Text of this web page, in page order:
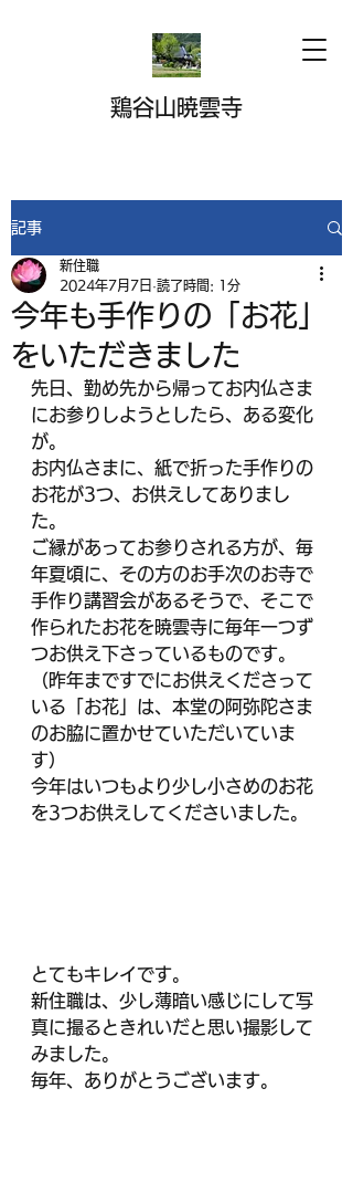
鶏谷山暁雲寺
記事
今年も手作りの「お花」
をいただきました
新住職
2024年7月7日 読了時間: 1分
先日、勤め先から帰ってお内仏さま
にお参りしようとしたら、ある変化
が。
お内仏さまに、紙で折った手作りの
お花が3つ、お供えしてありまし
た。
ご縁があってお参りされる方が、毎
年夏頃に、その方のお手次のお寺で
手作り講習会があるそうで、そこで
作られたお花を暁雲寺に毎年一つず
つお供え下さっているものです。
（昨年まですでにお供えくださって
いる「お花」は、本堂の阿弥陀さま
のお脇に置かせていただいていま
す）
今年はいつもより少し小さめのお花
を3つお供えしてくださいました。
とてもキレイです。
新住職は、少し薄暗い感じにして写
真に撮るときれいだと思い撮影して
みました。
毎年、ありがとうございます。